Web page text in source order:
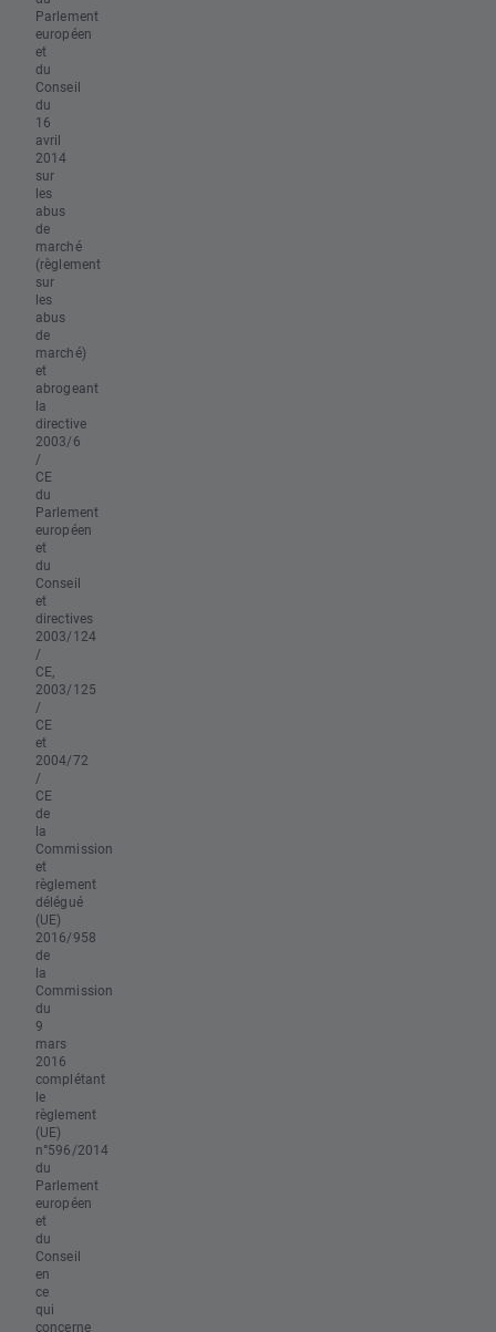
Parlement
européen
et
du
Conseil
du
16
avril
2014
sur
les
abus
de
marché
(règlement
sur
les
abus
de
marché)
et
abrogeant
la
directive
2003/6
/
CE
du
Parlement
européen
et
du
Conseil
et
directives
2003/124
/
CE,
2003/125
/
CE
et
2004/72
/
CE
de
la
Commission
et
règlement
délégué
(UE)
2016/958
de
la
Commission
du
9
mars
2016
complétant
le
règlement
(UE)
n°596/2014
du
Parlement
européen
et
du
Conseil
en
ce
qui
concerne